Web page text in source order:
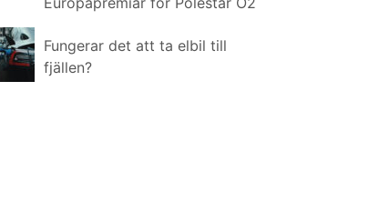
Fungerar det att ta elbil till
fjällen?